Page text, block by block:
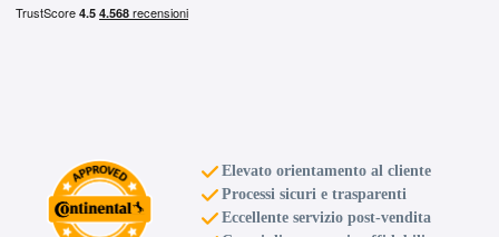
Elevato orientamento al cliente
Processi sicuri e trasparenti
Eccellente servizio post-vendita